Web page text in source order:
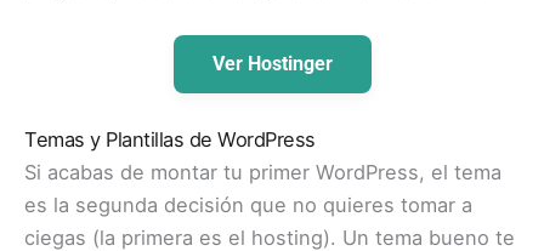
Ver Hostinger
Temas y Plantillas de WordPress
Si acabas de montar tu primer WordPress, el tema
es la segunda decisión que no quieres tomar a
ciegas (la primera es el hosting). Un tema bueno te